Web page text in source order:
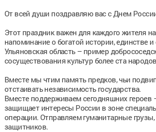
От всей души поздравляю вас с Днем
Этот праздник важен для каждого жителя
напоминание о богатой истории, единстве
Ульяновская область – пример
сосуществования культур более ста
Вместе мы чтим память предков, чьи
отстаивать независимость государства.
Вместе поддерживаем сегодняшних героев
защищает интересы России в зоне
операции. Отправляем гуманитарные
защитников.